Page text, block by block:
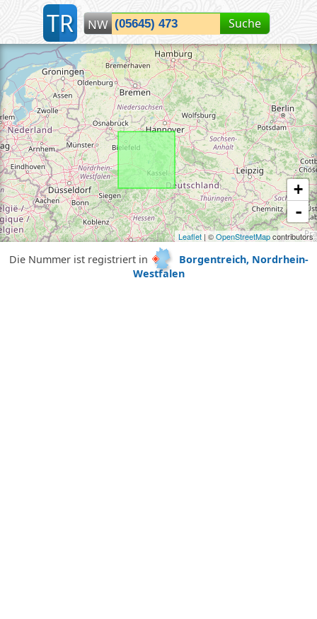
TR NW Suche
+
-
Leaflet | ©OpenStreetMapcontributors
Lokalisiere Nordrhein-Westfalen...
Die Nummer ist registriert in
Borgentreich, Nordrhein-
Westfalen